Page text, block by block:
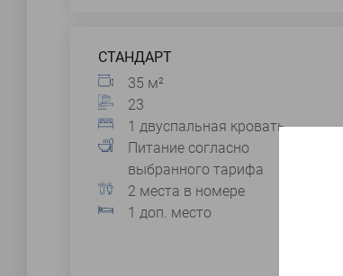
СТАНДАРТ
35 м²
23
1 двуспальная кровать
Питание согласно
выбранного тарифа
2 места в номере
1 доп. место